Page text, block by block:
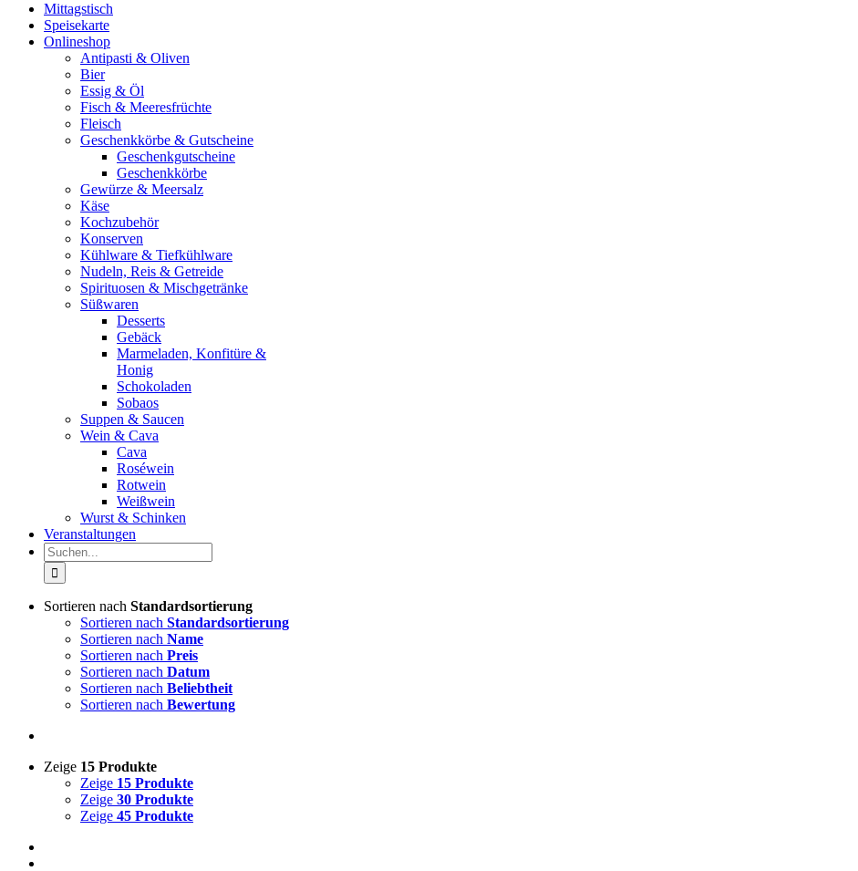
Mittagstisch
Speisekarte
Onlineshop
Antipasti & Oliven
Bier
Essig & Öl
Fisch & Meeresfrüchte
Fleisch
Geschenkkörbe & Gutscheine
Geschenkgutscheine
Geschenkkörbe
Gewürze & Meersalz
Käse
Kochzubehör
Konserven
Kühlware & Tiefkühlware
Nudeln, Reis & Getreide
Spirituosen & Mischgetränke
Süßwaren
Desserts
Gebäck
Marmeladen, Konfitüre &
Honig
Schokoladen
Sobaos
Suppen & Saucen
Wein & Cava
Cava
Roséwein
Rotwein
Weißwein
Wurst & Schinken
Veranstaltungen
Suche
nach:
Sortieren nach Standardsortierung
Sortieren nach Standardsortierung
Sortieren nach Name
Sortieren nach Preis
Sortieren nach Datum
Sortieren nach Beliebtheit
Sortieren nach Bewertung
Zeige 15 Produkte
Zeige 15 Produkte
Zeige 30 Produkte
Zeige 45 Produkte